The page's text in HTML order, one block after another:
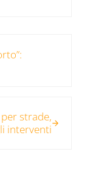
strade,
interventi